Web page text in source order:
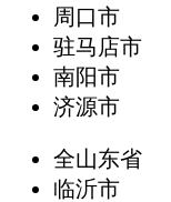
周口市
驻马店市
南阳市
济源市
全山东省
临沂市